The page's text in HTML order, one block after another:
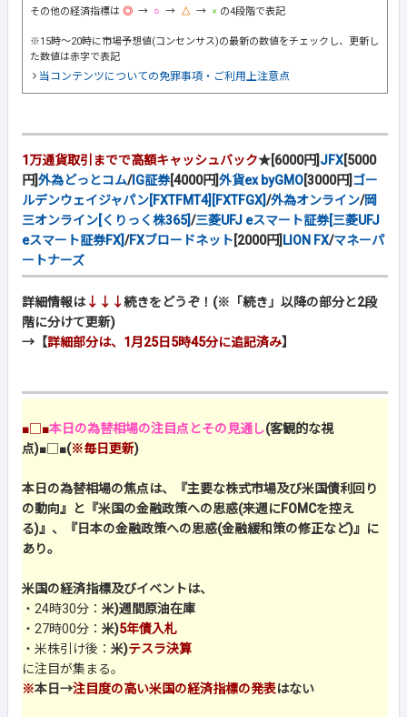
その他の経済指標は → → → の4段階で表記
※15時～20時に市場予想値(コンセンサス)の最新の数値をチェックし、更新し
た数値は赤字で表記
当コンテンツについての免罪事項・ご利用上注意点
1万通貨取引までで高額キャッシュバック★[6000円] JFX[5000
円]外為どっとコム/IG証券[4000円]外貨ex byGMO[3000円] ゴー
ルデンウェイジャパン[FXTFMT4][FXTFGX]/外為オンライン/岡
三オンライン[くりっく株365]/三菱UFJ eスマート証券[三菱UFJ
eスマート証券FX]/FXブロードネット [2000円] LION FX/マネーパ
ートナーズ
詳細情報は↓↓↓続きをどうぞ！(※「続き」以降の部分と2段
階に分けて更新)
→【詳細部分は、1月25日5時45分に追記済み】
■□■本日の為替相場の注目点とその見通し(客観的な視
点)■□■(※毎日更新)
本日の為替相場の焦点は、『主要な株式市場及び米国債利回り
の動向』と『米国の金融政策への思惑(来週にFOMCを控え
る)』、『日本の金融政策への思惑(金融緩和策の修正など)』に
あり。
米国の経済指標及びイベントは、
・24時30分： 米)週間原油在庫
・27時00分： 米)5年債入札
・米株引け後： 米)テスラ決算
に注目が集まる。
※本日→注目度の高い米国の経済指標の発表はない